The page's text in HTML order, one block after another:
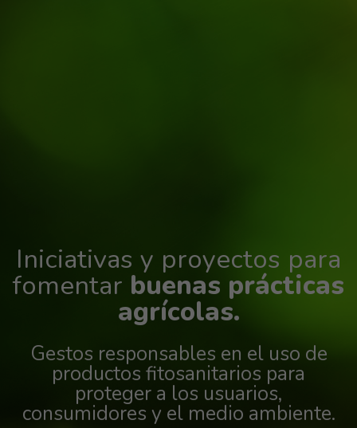
Iniciativas y proyectos para
fomentar buenas prácticas
agrícolas.
Gestos responsables en el uso de
productos fitosanitarios para
proteger a los usuarios,
consumidores y el medio ambiente.